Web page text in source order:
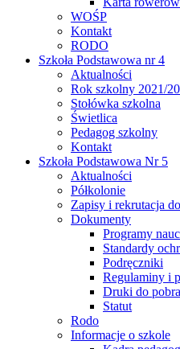
WOŚP
Kontakt
RODO
Szkoła Podstawowa nr 4
Aktualności
Rok szkolny 2021/
Stołówka szkolna
Świetlica
Pedagog szkolny
Kontakt
Szkoła Podstawowa Nr 5
Aktualności
Półkolonie
Zapisy i rekrutacja
Dokumenty
Programy
Standardy
Podręczniki
Regulaminy i
Druki do
Statut
Rodo
Informacje o szkole